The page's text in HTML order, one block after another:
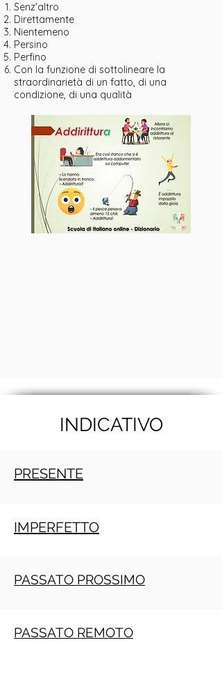
Senz'altro
Direttamente
Nientemeno
Persino
Perfino
Con la funzione di sottolineare la
straordinarietà di un fatto, di una
condizione, di una qualità
INDICATIVO
PRESENTE
IMPERFETTO
PASSATO PROSSIMO
PASSATO REMOTO